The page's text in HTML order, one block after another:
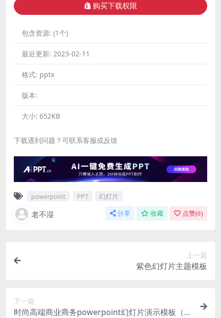
购买下载权限
包含资源: (1个)
最近更新: 2023-02-11
格式: pptx
版本:
大小: 652KB
下载遇到问题？可联系客服或反馈
powerpoint PPT 幻灯片
老不湿 分享 收藏 点赞(0)
上一篇
紫色幻灯片主题模板
下一篇
时尚高端商业商务powerpoint幻灯片演示模板（p